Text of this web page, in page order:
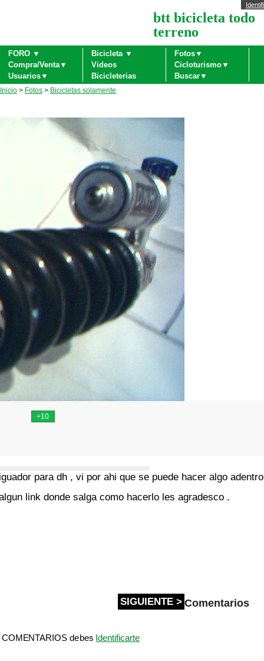
btt bicicleta todo
terreno
FORO ▼ Bicicleta ▼
Fotos▼
Compra/Venta▼
Videos
Cicloturismo▼
Usuarios▼
Bicicleterias Buscar▼
Inicio > Fotos > Bicicletas solamente
para dh , vi por ahi que se puede hacer algo adentro
link donde salga como hacerlo les agradesco .
SIGUIENTE > Comentarios
debes Identificarte